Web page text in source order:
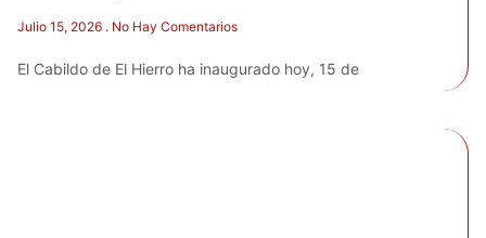
Julio 15, 2026 No Hay Comentarios
El Cabildo de El Hierro ha inaugurado hoy, 15 de